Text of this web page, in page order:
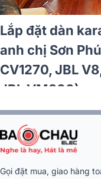
Lắp đặt dàn
anh chị Sơn
CV1270, JBL
JBL VM300)
Gọi đặt mua, giao hàng